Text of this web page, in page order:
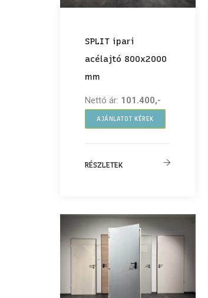
SPLIT ipari
acélajtó 800x2000
mm
Nettó ár: 101.400,-
AJÁNLATOT KÉREK
RÉSZLETEK